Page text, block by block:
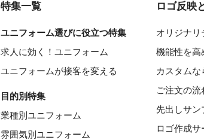
特集一覧
ユニフォーム選びに役立つ特集
求人に効く！ユニフォーム
ユニフォームが接客を変える
目的別特集
業種別ユニフォーム
雰囲気別ユニフォーム
ロゴ反映
オリジナリ
機能性を高
カスタムな
ご注文の流
先出しサン
ロゴ作成サ